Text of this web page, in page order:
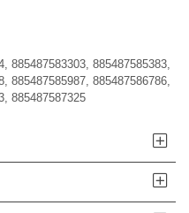
885487583303, 885487585383,
885487585987, 885487586786,
885487587325